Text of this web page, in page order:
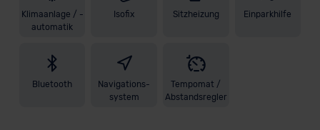
überhaupt brauchst. Ob im Stadtverkehr, auf der Autobahn
oder beim Einparken – der
Verkehrszeichenerkennung
sorgt dafür, dass Du Dich auf
das Wesentliche konzentrieren kannst: den Moment. Dank des
360°-Kamerasystems, der Rückfahrkamera
Einparkhilfen
vorne und hinten mit
Klimaanlage / -
automatik
Isofix Sitzheizung Einparkhilfe
Bluetooth
Navigations-
system
Tempomat /
Abstandsregler